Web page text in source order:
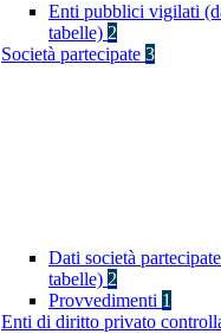
Enti pubblici vigilati
tabelle) 2
Società partecipate 3
Dati società
tabelle) 2
Provvedimenti 1
Enti di diritto privato